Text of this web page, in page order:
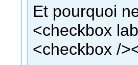
Et pourquoi
<checkbox
<checkbox /